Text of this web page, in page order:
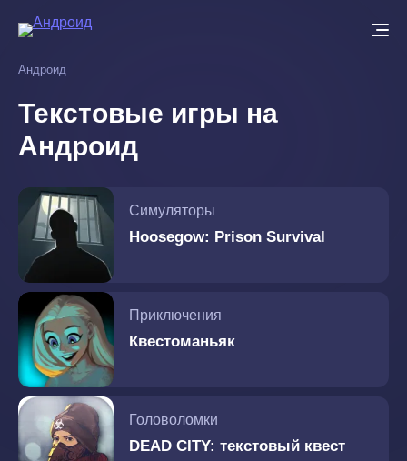
основному
Андроид
Текстовые игры на
Андроид
Симуляторы
Hoosegow: Prison Survival
Приключения
Квестоманьяк
Головоломки
DEAD CITY: текстовый квест